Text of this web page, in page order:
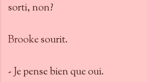
sorti, non?
Brookesourit.
- Je pense bien que oui.